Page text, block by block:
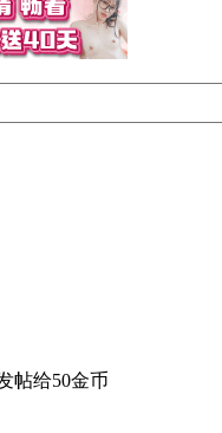
帖给50金币